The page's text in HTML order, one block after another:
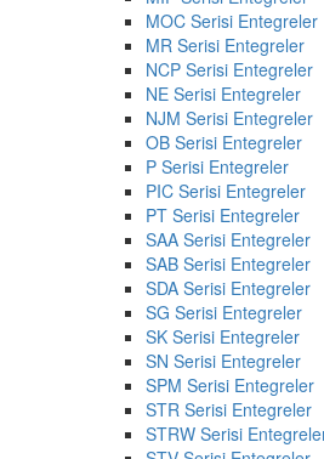
MOC Serisi Entegreler
MR Serisi Entegreler
NCP Serisi Entegreler
NE Serisi Entegreler
NJM Serisi Entegreler
OB Serisi Entegreler
P Serisi Entegreler
PIC Serisi Entegreler
PT Serisi Entegreler
SAA Serisi Entegreler
SAB Serisi Entegreler
SDA Serisi Entegreler
SG Serisi Entegreler
SK Serisi Entegreler
SN Serisi Entegreler
SPM Serisi Entegreler
STR Serisi Entegreler
STRW Serisi